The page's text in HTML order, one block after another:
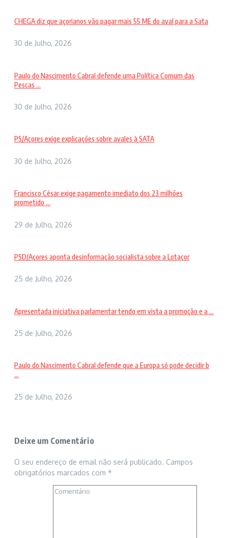
CHEGA diz que açorianos vão pagar mais 55 ME do aval para a Sata
30 de Julho, 2026
Paulo do Nascimento Cabral defende uma Política Comum das
Pescas ...
30 de Julho, 2026
PS/Açores exige explicações sobre avales à SATA
30 de Julho, 2026
Francisco César exige pagamento imediato dos 23 milhões
prometido ...
29 de Julho, 2026
PSD/Açores aponta desinformação socialista sobre a Lotaçor
25 de Julho, 2026
Apresentada iniciativa parlamentar tendo em vista a promoção e a ...
25 de Julho, 2026
Paulo do Nascimento Cabral defende que a Europa só pode decidir b
...
25 de Julho, 2026
Deixe um Comentário
O seu endereço de email não será publicado. Campos
obrigatórios marcados com *